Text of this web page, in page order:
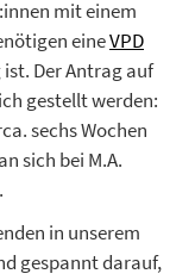
mit einem
eineVPD
Der Antrag auf
gestellt werden:
sechs Wochen
sich bei M.A.
in unserem
gespannt darauf,